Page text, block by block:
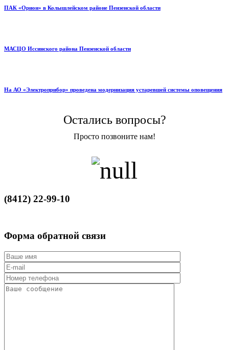
ПАК «Орион» в Колышлейском районе Пензенской области
МАСЦО Иссинского района Пензенской области
На АО «Электроприбор» проведена модернизация устаревшей системы оповещения
Остались вопросы?
Просто позвоните нам!
(8412) 22-99-10
Форма обратной связи